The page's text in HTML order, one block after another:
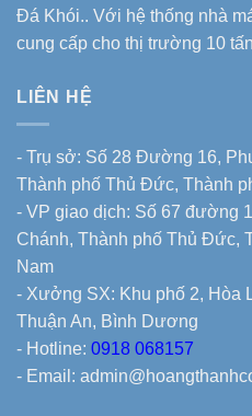
Đá Khói.. Với hệ thống nhà
cung cấp cho thị trường 10
LIÊN HỆ
- Trụ sở: Số 28 Đường 16,
Thành phố Thủ Đức, Thành
- VP giao dịch: Số 67 đường
Chánh, Thành phố Thủ Đức,
Nam
- Xưởng SX: Khu phố 2, Hòa
Thuận An, Bình Dương
- Hotline: 0918 068157
- Email: